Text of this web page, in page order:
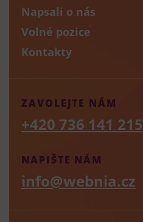
Napsali o nás
Volné pozice
Kontakty
NAPIŠTE NÁM
info@webnia.cz
ZAVOLEJTE NÁM
+420 736 141 215